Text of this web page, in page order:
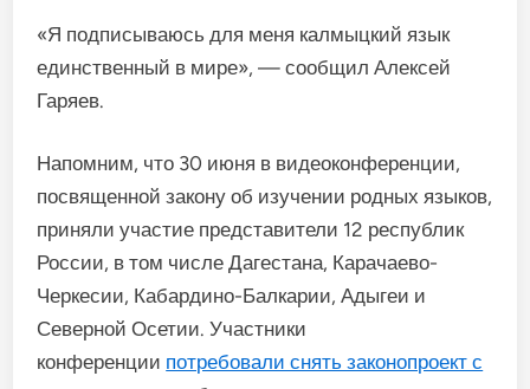
«Я подписываюсь для меня калмыцкий язык
единственный в мире», — сообщил Алексей
Гаряев.
Напомним, что 30 июня в видеоконференции,
посвященной закону об изучении родных языков,
приняли участие представители 12 республик
России, в том числе Дагестана, Карачаево-
Черкесии, Кабардино-Балкарии, Адыгеи и
Северной Осетии. Участники
конференции потребовали снять законопроект с